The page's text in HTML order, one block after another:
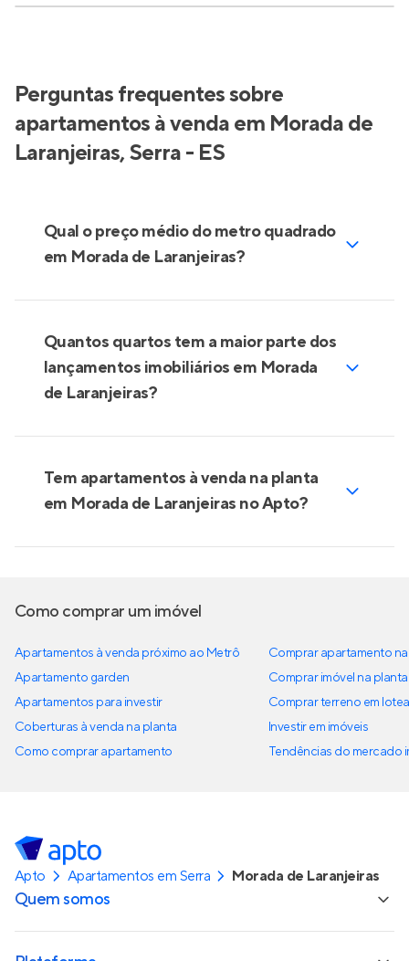
Perguntas frequentes sobre
apartamentos à venda em Morada de
Laranjeiras, Serra - ES
Qual o preço médio do metro quadrado
em Morada de Laranjeiras?
Quantos quartos tem a maior parte dos
lançamentos imobiliários em Morada
de Laranjeiras?
Tem apartamentos à venda na planta
em Morada de Laranjeiras no Apto?
Como comprar um imóvel
Apartamentos à venda próximo ao Metrô
Apartamento garden
Apartamentos para investir
Coberturas à venda na planta
Como comprar apartamento
Comprar apartamento
Comprar imóvel na planta
Comprar terreno em
Investir em imóveis
Tendências do mercado
Apto Apartamentos em Serra Morada de Laranjeiras
Quem somos